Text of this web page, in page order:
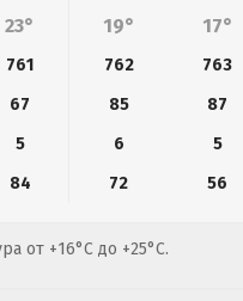
23° 19° 17°
761 762
763
67 85
87
5 6
5
84 72 56
от +16°C до +25°C.